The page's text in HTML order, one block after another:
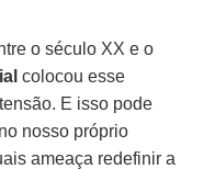
o século XX e o
colocou esse
E isso pode
nosso próprio
ameaça redefinir a